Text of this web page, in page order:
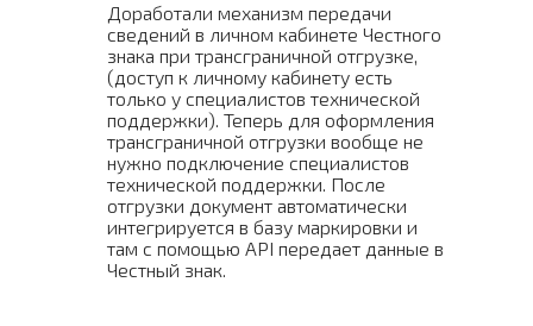
Доработали механизм передачи
сведений в личном кабинете Честного
знака при трансграничной отгрузке,
(доступ к личному кабинету есть
только у специалистов технической
поддержки). Теперь для оформления
трансграничной отгрузки вообще не
нужно подключение специалистов
технической поддержки. После
отгрузки документ автоматически
интегрируется в базу маркировки и
там с помощью API передает данные в
Честный знак.